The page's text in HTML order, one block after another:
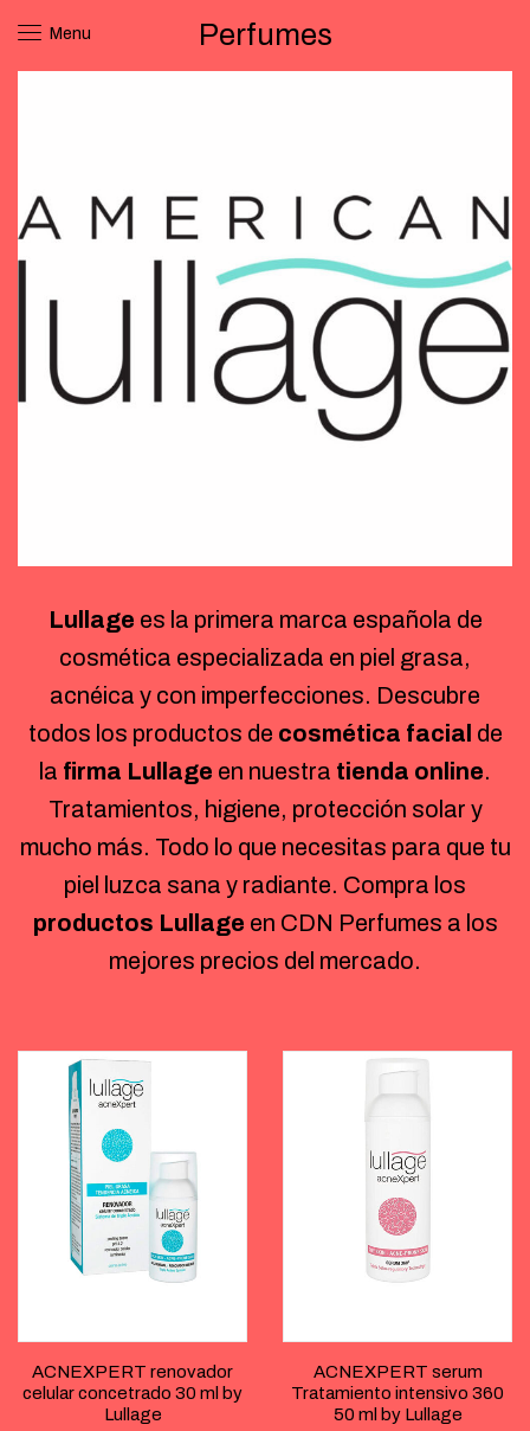
Menu Perfumes
Lullage es la primera marca española de
cosmética especializada en piel grasa,
acnéica y con imperfecciones. Descubre
todos los productos de cosmética facial de
la firma Lullage en nuestra tienda online.
Tratamientos, higiene, protección solar y
mucho más. Todo lo que necesitas para que tu
piel luzca sana y radiante. Compra los
productos Lullage en CDN Perfumes a los
mejores precios del mercado.
ACNEXPERT renovador
celular concetrado 30 ml by
Lullage
ACNEXPERT serum
Tratamiento intensivo 360
50 ml by Lullage